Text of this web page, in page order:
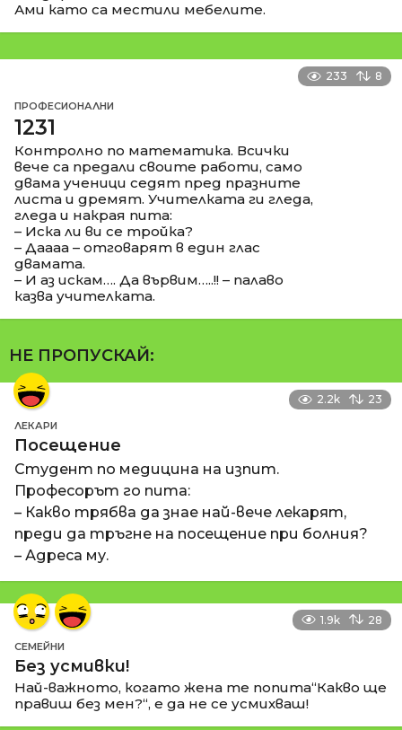
Ами като са местили мебелите.
233 8
ПРОФЕСИОНАЛНИ
1231
Контролно по математика. Всички
вече са предали своите работи, само
двама ученици седят пред празните
листа и дремят. Учителката ги гледа,
гледа и накрая пита:
– Иска ли ви се тройка?
– Даааа – отговарят в един глас
двамата.
– И аз искам…. Да вървим…..!! – палаво
казва учителката.
НЕ ПРОПУСКАЙ:
2.2k 23
ЛЕКАРИ
Посещение
Студент по медицина на изпит.
Професорът го пита:
– Какво трябва да знае най-вече лекарят,
преди да тръгне на посещение при болния?
– Адреса му.
1.9k 28
СЕМЕЙНИ
Без усмивки!
Най-важното, когато жена те попита“Какво ще
правиш без мен?“, е да не се усмихваш!